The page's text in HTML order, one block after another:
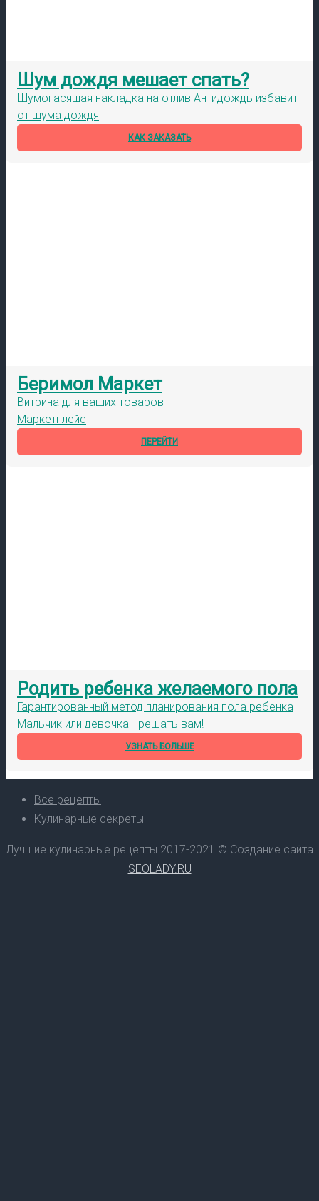
Шум дождя мешает спать?
Шумогасящая накладка на отлив Антидождь избавит
от шума дождя
КАК ЗАКАЗАТЬ
Беримол Маркет
Витрина для ваших товаров
Маркетплейс
ПЕРЕЙТИ
Родить ребенка желаемого пола
Гарантированный метод планирования пола ребенка
Мальчик или девочка - решать вам!
УЗНАТЬ БОЛЬШЕ
Все рецепты
Кулинарные секреты
Лучшие кулинарные рецепты 2017-2021 © Создание сайта
SEOLADY.RU